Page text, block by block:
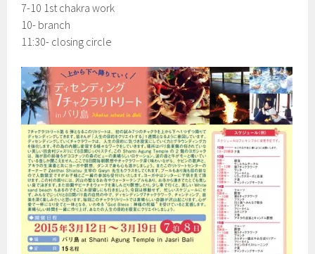
7-10 1st chakra work
10- branch
11:30- closing circle